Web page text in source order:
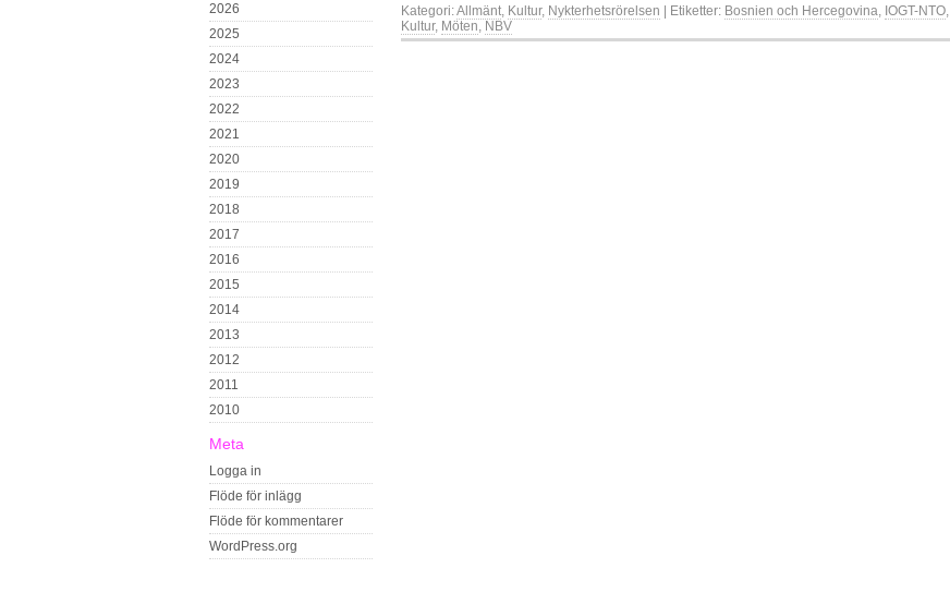
2026
2025
2024
2023
2022
2021
2020
2019
2018
2017
2016
2015
2014
2013
2012
2011
2010
Meta
Logga in
Flöde för inlägg
Flöde för kommentarer
WordPress.org
Kategori:Allmänt, Kultur, Nykterhetsrörelsen | Etiketter: Bosnien och Hercegovina, IOGT-NTO,
Kultur, Möten, NBV